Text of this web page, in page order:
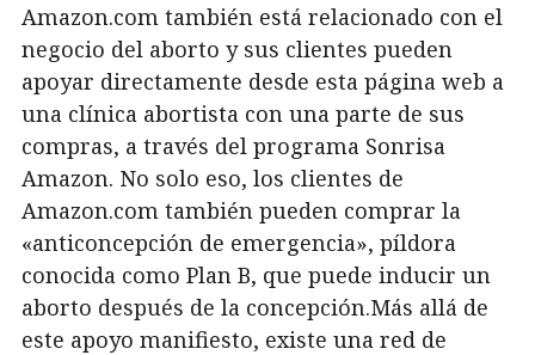
Amazon.com también está relacionado con el
negocio del aborto y sus clientes pueden
apoyar directamente desde esta página web a
una clínica abortista con una parte de sus
compras, a través del programa Sonrisa
Amazon. No solo eso, los clientes de
Amazon.com también pueden comprar la
«anticoncepción de emergencia», píldora
conocida como Plan B, que puede inducir un
aborto después de la concepción.Más allá de
este apoyo manifiesto, existe una red de